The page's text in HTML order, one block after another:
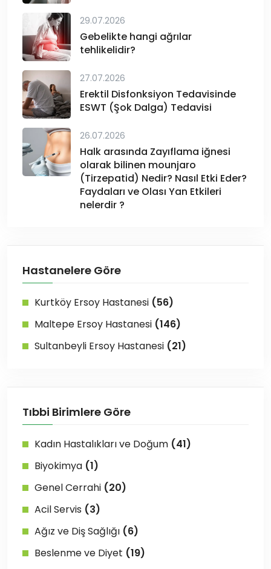
29.07.2026
Gebelikte hangi ağrılar
tehlikelidir?
27.07.2026
Erektil Disfonksiyon Tedavisinde
ESWT (Şok Dalga) Tedavisi
26.07.2026
Halk arasında Zayıflama iğnesi
olarak bilinen mounjaro
(Tirzepatid) Nedir? Nasıl Etki Eder?
Faydaları ve Olası Yan Etkileri
nelerdir ?
Hastanelere Göre
Kurtköy Ersoy Hastanesi (56)
Maltepe Ersoy Hastanesi (146)
Sultanbeyli Ersoy Hastanesi (21)
Tıbbi Birimlere Göre
Kadın Hastalıkları ve Doğum (41)
Biyokimya (1)
Genel Cerrahi (20)
Acil Servis (3)
Ağız ve Diş Sağlığı (6)
Beslenme ve Diyet (19)